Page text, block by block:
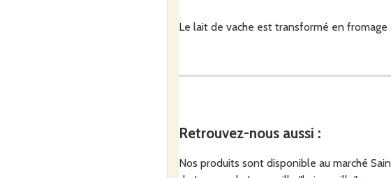
Le lait de vache est transformé en
Retrouvez-nous aussi :
Nos produits sont disponible au marché